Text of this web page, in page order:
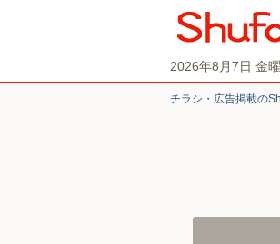
2026年8月7日 金
チラシ・​広告掲載の​